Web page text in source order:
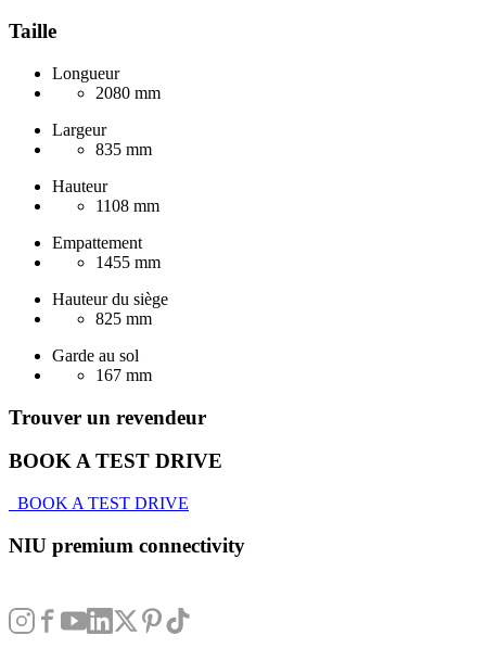
Taille
Longueur
2080 mm
Largeur
835 mm
Hauteur
1108 mm
Empattement
1455 mm
Hauteur du siège
825 mm
Garde au sol
167 mm
Trouver un revendeur
BOOK A TEST DRIVE
BOOK A TEST DRIVE
NIU premium connectivity